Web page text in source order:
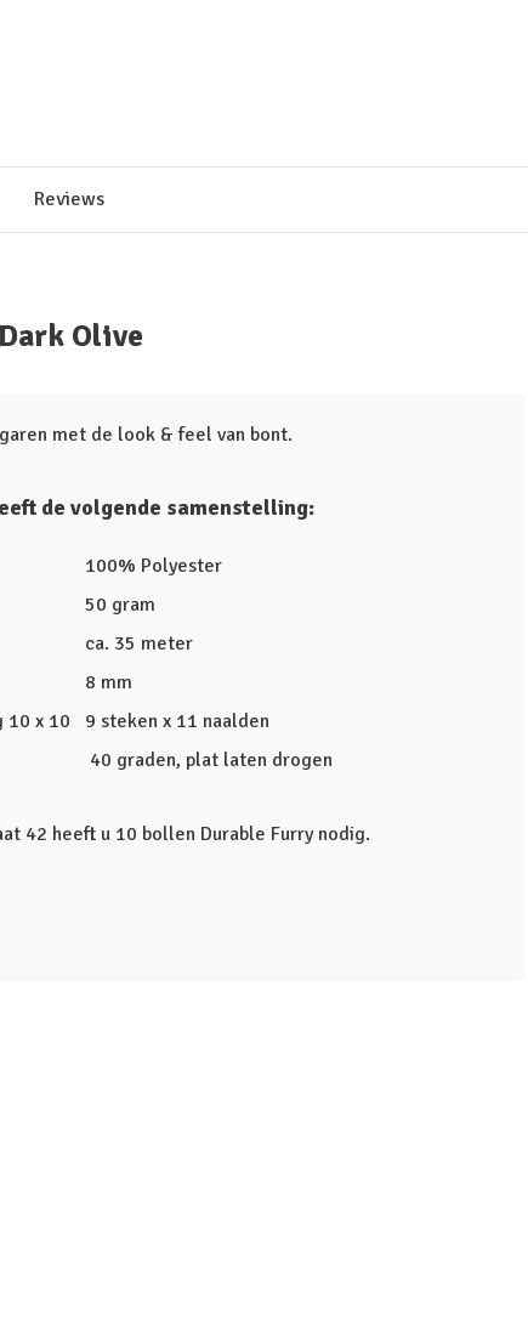
Reviews
Olive
met de look & feel van bont.
de volgende samenstelling:
100% Polyester
50 gram
ca. 35 meter
8 mm
10 x 10
9 steken x 11 naalden
40 graden, plat laten drogen
42 heeft u 10 bollen Durable Furry nodig.